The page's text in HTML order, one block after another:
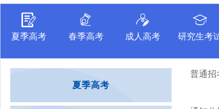
夏季高考 春季高考 成人高考 研究生考
夏季高考
普通招